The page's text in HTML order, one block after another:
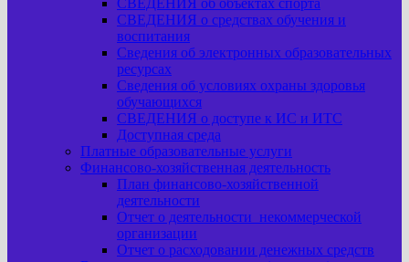
СВЕДЕНИЯ об объектах спорта
СВЕДЕНИЯ о средствах обучения и
воспитания
Сведения об электронных образовательных
ресурсах
Сведения об условиях охраны здоровья
обучающихся
СВЕДЕНИЯ о доступе к ИС и ИТС
Доступная среда
Платные образовательные услуги
Финансово-хозяйственная деятельность
План финансово-хозяйственной
деятельности
Отчет о деятельности некоммерческой
организации
Отчет о расходовании денежных средств